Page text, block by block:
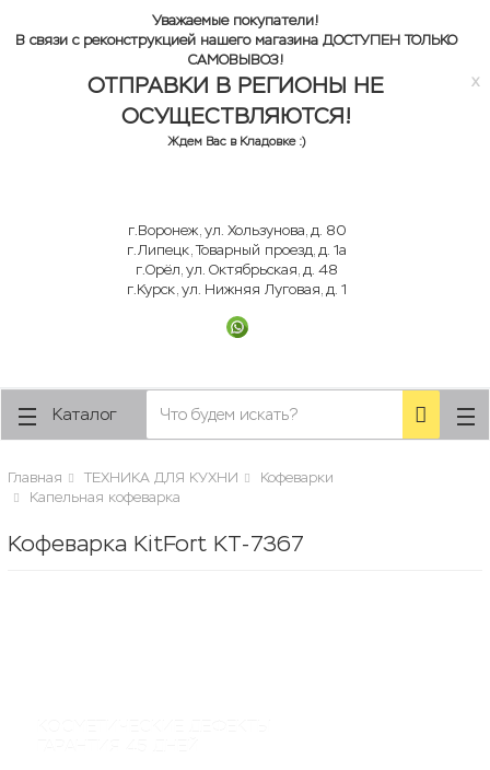
Уважаемые покупатели!
В связи с реконструкцией нашего магазина ДОСТУПЕН ТОЛЬКО
САМОВЫВОЗ!
ОТПРАВКИ В РЕГИОНЫ НЕ
ОСУЩЕСТВЛЯЮТСЯ!
Ждем Вас в Кладовке :)
x
г.Воронеж, ул. Хользунова, д. 80
г.Липецк, Товарный проезд, д. 1а
г.Орёл, ул. Октябрьская, д. 48
г.Курск, ул. Нижняя Луговая, д. 1
Каталог
Главная ТЕХНИКА ДЛЯ КУХНИ
Кофеварки
Капельная кофеварка
Кофеварка KitFort KT-7367